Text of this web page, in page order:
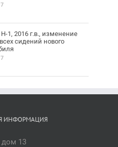
H-1, 2016 г.в., изменение
сидений нового
ИНФОРМАЦИЯ
дом 13